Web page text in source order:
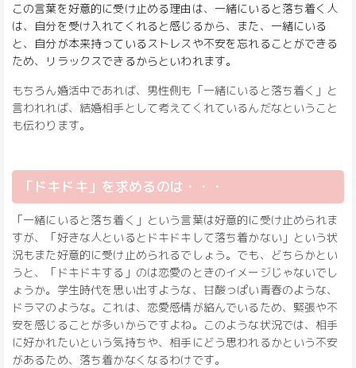
この言葉を好意的に受け止める理由は、一緒にいると落ち着く人
は、自分を受け入れてくれると感じるから、また、一緒にいる
と、自分が本来持っているストレスや不安を忘れることができる
ため、リラックスできるからといわれます。
もちろん婚活中であれば、男性側も「一緒にいると落ち着く」と
言われれば、結婚相手として考えてくれているんだなということ
も伝わります。
「ドキドキ」を求めるのは・・・
「一緒にいると落ち着く」という言葉は好意的に受け止められま
すが、「好きな人といるとドキドキして落ち着かない」という状
況もまた好意的に受け止められるでしょう。でも、どちらかとい
うと、「ドキドキする」のは恋愛のときのイメージじゃないでし
ょうか。学生時代を思い出すような、甘酸っぱい青春のような、
ドラマのような。これは、恋愛感情が絡んでいるため、緊張や不
安を感じることが多いからですよね。このような状況では、相手
に好かれたいという気持ちや、相手にどう思われるかという不安
があるため、落ち着かなくなるわけです。